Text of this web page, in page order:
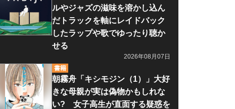
ルやジャズの滋味を溶かし込ん
だトラックを軸にレイドバック
したラップや歌でゆったり聴か
せる
2026年08月07日
書籍
朝霧舟「キシモジン（1）」大好
きな母親が実は偽物かもしれな
い? 女子高生が直面する疑惑を